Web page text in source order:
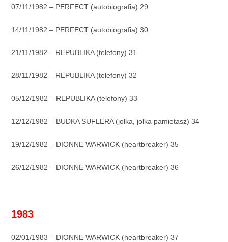
07/11/1982 – PERFECT (autobiografia) 29
14/11/1982 – PERFECT (autobiografia) 30
21/11/1982 – REPUBLIKA (telefony) 31
28/11/1982 – REPUBLIKA (telefony) 32
05/12/1982 – REPUBLIKA (telefony) 33
12/12/1982 – BUDKA SUFLERA (jolka, jolka pamietasz) 34
19/12/1982 – DIONNE WARWICK (heartbreaker) 35
26/12/1982 – DIONNE WARWICK (heartbreaker) 36
1983
02/01/1983 – DIONNE WARWICK (heartbreaker) 37